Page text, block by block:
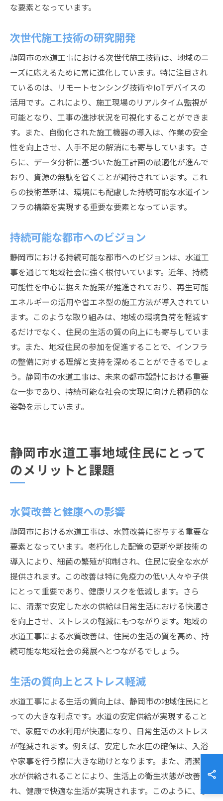
な要素となっています。
次世代施工技術の研究開発
静岡市の水道工事における次世代施工技術は、地域のニ
ーズに応えるために常に進化しています。特に注目され
ているのは、リモートセンシング技術やIoTデバイスの
活用です。これにより、施工現場のリアルタイム監視が
可能となり、工事の進捗状況を可視化することができま
す。また、自動化された施工機器の導入は、作業の安全
性を向上させ、人手不足の解消にも寄与しています。さ
らに、データ分析に基づいた施工計画の最適化が進んで
おり、資源の無駄を省くことが期待されています。これ
らの技術革新は、環境にも配慮した持続可能な水道イン
フラの構築を実現する重要な要素となっています。
持続可能な都市へのビジョン
静岡市における持続可能な都市へのビジョンは、水道工
事を通じて地域社会に強く根付いています。近年、持続
可能性を中心に据えた施策が推進されており、再生可能
エネルギーの活用や省エネ型の施工方法が導入されてい
ます。このような取り組みは、地域の環境負荷を軽減す
るだけでなく、住民の生活の質の向上にも寄与していま
す。また、地域住民の参加を促進することで、インフラ
の整備に対する理解と支持を深めることができるでしょ
う。静岡市の水道工事は、未来の都市設計における重要
な一歩であり、持続可能な社会の実現に向けた積極的な
姿勢を示しています。
静岡市水道工事地域住民にとって
のメリットと課題
水質改善と健康への影響
静岡市における水道工事は、水質改善に寄与する重要な
要素となっています。老朽化した配管の更新や新技術の
導入により、細菌の繁殖が抑制され、住民に安全な水が
提供されます。この改善は特に免疫力の低い人々や子供
にとって重要であり、健康リスクを低減します。さら
に、清潔で安定した水の供給は日常生活における快適さ
を向上させ、ストレスの軽減にもつながります。地域の
水道工事による水質改善は、住民の生活の質を高め、持
続可能な地域社会の発展へとつながるでしょう。
生活の質向上とストレス軽減
水道工事による生活の質向上は、静岡市の地域住民にと
っての大きな利点です。水道の安定供給が実現すること
で、家庭での水利用が快適になり、日常生活のストレス
が軽減されます。例えば、安定した水圧の確保は、入浴
や家事を行う際に大きな助けとなります。また、清潔な
水が供給されることにより、生活上の衛生状態が改善さ
れ、健康で快適な生活が実現されます。このように、水